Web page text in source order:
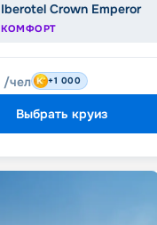
Iberotel Crown Emperor
КОМФОРТ
/чел +1 000
Выбрать круиз